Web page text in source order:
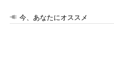
今、あなたにオススメ